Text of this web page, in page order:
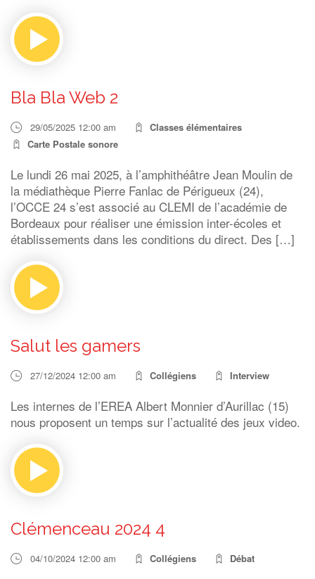
Bla Bla Web 2
29/05/2025 12:00 am
Classes élémentaires
Carte Postale sonore
Le lundi 26 mai 2025, à l’amphithéâtre Jean Moulin de
la médiathèque Pierre Fanlac de Périgueux (24),
l’OCCE 24 s’est associé au CLEMI de l’académie de
Bordeaux pour réaliser une émission inter-écoles et
établissements dans les conditions du direct. Des […]
Salut les gamers
27/12/2024 12:00 am Collégiens Interview
Les internes de l’EREA Albert Monnier d’Aurillac (15)
nous proposent un temps sur l’actualité des jeux video.
Clémenceau 2024 4
04/10/2024 12:00 am Collégiens Débat